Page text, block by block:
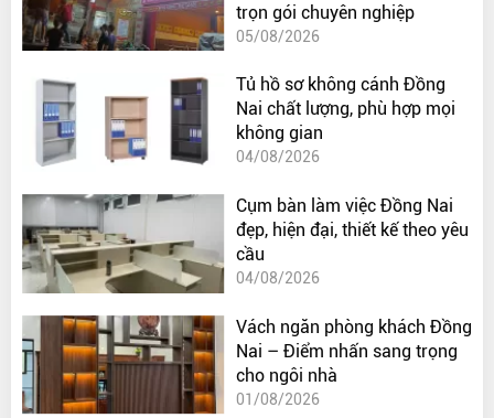
trọn gói chuyên nghiệp
05/08/2026
Tủ hồ sơ không cánh Đồng
Nai chất lượng, phù hợp mọi
không gian
04/08/2026
Cụm bàn làm việc Đồng Nai
đẹp, hiện đại, thiết kế theo yêu
cầu
04/08/2026
Vách ngăn phòng khách Đồng
Nai – Điểm nhấn sang trọng
cho ngôi nhà
01/08/2026